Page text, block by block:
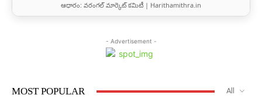
ఆధారం: వరంగల్ మార్కెట్ కమిటీ | Harithamithra.in
- Advertisement -
MOST POPULAR All